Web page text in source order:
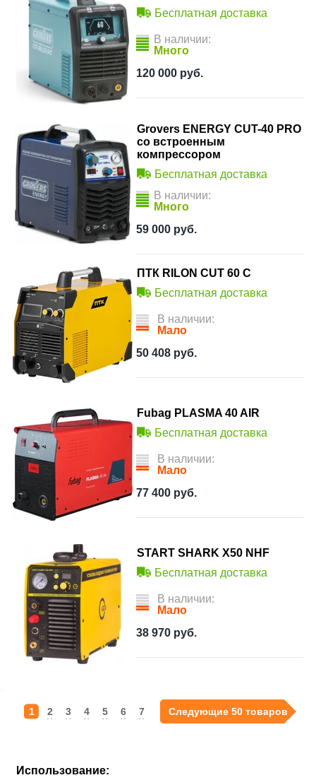
Бесплатная доставка
В наличии:
Много
120 000 руб.
Grovers ENERGY CUT-40 PRO
со встроенным
компрессором
Бесплатная доставка
В наличии:
Много
59 000 руб.
ПТК RILON CUT 60 С
Бесплатная доставка
В наличии:
Мало
50 408 руб.
Fubag PLASMA 40 AIR
Бесплатная доставка
В наличии:
Мало
77 400 руб.
START SHARK X50 NHF
Бесплатная доставка
В наличии:
Мало
38 970 руб.
1 2 3 4 5 6 7 Следующие 50 товаров
Использование: